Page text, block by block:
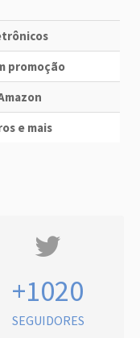
promoção
e mais
+1020
SEGUIDORES